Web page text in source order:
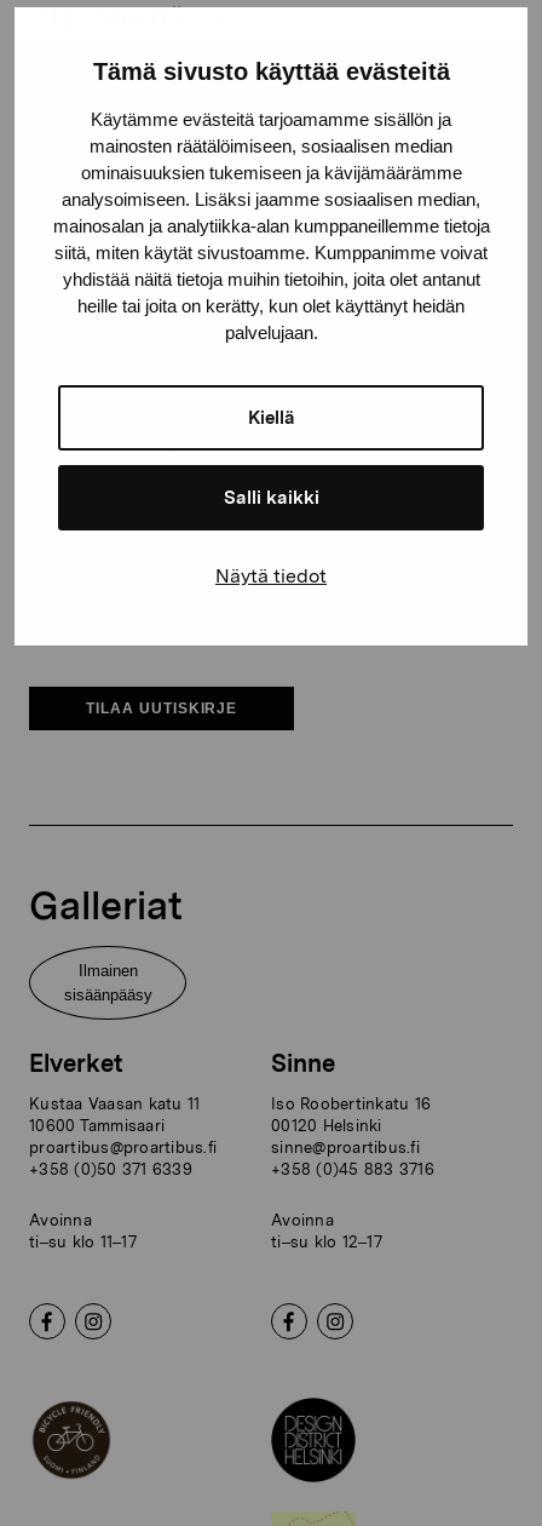
Tämä sivusto käyttää evästeitä
Käytämme evästeitä tarjoamamme sisällön ja
mainosten räätälöimiseen, sosiaalisen median
ominaisuuksien tukemiseen ja kävijämäärämme
analysoimiseen. Lisäksi jaamme sosiaalisen median,
mainosalan ja analytiikka-alan kumppaneillemme tietoja
siitä, miten käytät sivustoamme. Kumppanimme voivat
yhdistää näitä tietoja muihin tietoihin, joita olet antanut
heille tai joita on kerätty, kun olet käyttänyt heidän
palvelujaan.
Kiellä
Salli kaikki
Näytä tiedot
Ota yhteyttä
Pysy ajantasalla näyttelyistä ja
tapahtumista
Etunimi
Sähköpostiosoite
Elverket & Pro Artibus
TILAA UUTISKIRJE
Galleriat
Ilmainen
sisäänpääsy
Elverket
Kustaa Vaasan katu 11
10600 Tammisaari
proartibus@proartibus.fi
+358 (0)50 371 6339
Avoinna
ti–su klo 11–17
Sinne
Iso Roobertinkatu 16
00120 Helsinki
sinne@proartibus.fi
+358 (0)45 883 3716
Avoinna
ti–su klo 12–17